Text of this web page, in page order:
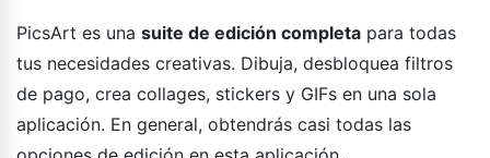
PicsArt es una suite de edición completa para todas
tus necesidades creativas. Dibuja, desbloquea filtros
de pago, crea collages, stickers y GIFs en una sola
aplicación. En general, obtendrás casi todas las